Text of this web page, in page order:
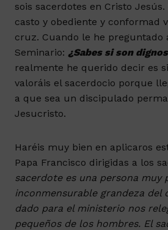
sois sacerdotes en Cristo
casto y obediente y conformad
cruz. Cuando le he preguntado
Seminario: ¿Sabes si son
realmente he querido decir es
valoráis el sacerdocio porque
a que sea un discipulado
Jesucristo.
Haréis muy bien en aplicaros
Papa Francisco dirigidas a los
sacerdote es una persona muy
inconmensurable grandeza del
dado para el ministerio nos
pequeños de los hombres. El